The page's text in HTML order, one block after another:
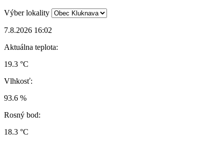
Výber lokality
7.8.2026 16:02
Aktuálna teplota:
19.3 °C
Vlhkosť:
93.6 %
Rosný bod:
18.3 °C